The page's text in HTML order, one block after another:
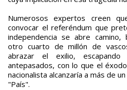
Numerosos expertos creen
convocar el referéndum que
independencia se abre camino,
otro cuarto de millón de
abrazar el exilio,
antepasados, con lo que el
nacionalista alcanzaría a más de
"País".